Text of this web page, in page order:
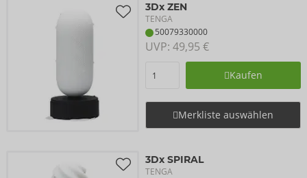
3Dx ZEN
TENGA
50079330000
UVP: 49,95 €
Kaufen
Merkliste auswählen
3Dx SPIRAL
TENGA